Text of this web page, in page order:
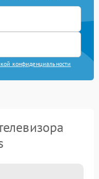
конфиденциальности